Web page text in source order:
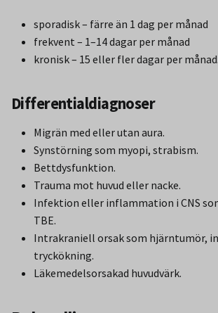
sporadisk – färre än 1 dag per månad
frekvent – 1–14 dagar per månad
kronisk – 15 eller fler dagar per månad.
Differentialdiagnoser
Migrän med eller utan aura.
Synstörning som myopi, strabism.
Bettdysfunktion.
Trauma mot huvud eller nacke.
Infektion eller inflammation i CNS
TBE.
Intrakraniell orsak som hjärntumör,
tryckökning.
Läkemedelsorsakad huvudvärk.